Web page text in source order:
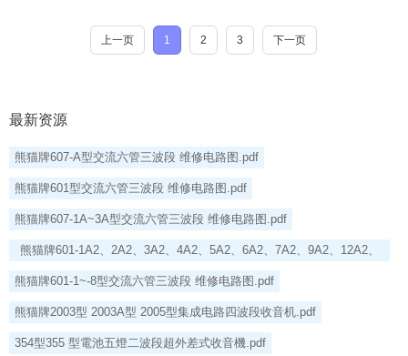
上一页 1 2 3 下一页
最新资源
熊猫牌607-A型交流六管三波段 维修电路图.pdf
熊猫牌601型交流六管三波段 维修电路图.pdf
熊猫牌607-1A~3A型交流六管三波段 维修电路图.pdf
熊猫牌601-1A2、2A2、3A2、4A2、5A2、6A2、7A2、9A2、12A2、
13A2型交流六管三波段 维修电路图.pdf
熊猫牌601-1~-8型交流六管三波段 维修电路图.pdf
熊猫牌2003型 2003A型 2005型集成电路四波段收音机.pdf
354型355 型電池五燈二波段超外差式收音機.pdf